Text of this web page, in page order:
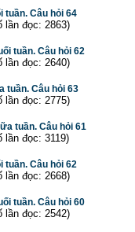
tuần. Câu hỏi 64
lần đọc: 2863)
tuần. Câu hỏi 62
lần đọc: 2640)
tuần. Câu hỏi 63
lần đọc: 2775)
tuần. Câu hỏi 61
lần đọc: 3119)
tuần. Câu hỏi 62
lần đọc: 2668)
tuần. Câu hỏi 60
lần đọc: 2542)